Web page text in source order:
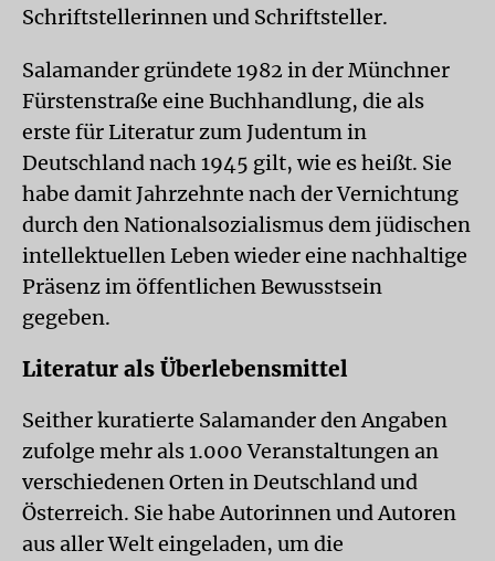
Schriftstellerinnen und Schriftsteller.
Salamander gründete 1982 in der Münchner
Fürstenstraße eine Buchhandlung, die als
erste für Literatur zum Judentum in
Deutschland nach 1945 gilt, wie es heißt. Sie
habe damit Jahrzehnte nach der Vernichtung
durch den Nationalsozialismus dem jüdischen
intellektuellen Leben wieder eine nachhaltige
Präsenz im öffentlichen Bewusstsein
gegeben.
Literatur als Überlebensmittel
Seither kuratierte Salamander den Angaben
zufolge mehr als 1.000 Veranstaltungen an
verschiedenen Orten in Deutschland und
Österreich. Sie habe Autorinnen und Autoren
aus aller Welt eingeladen, um die